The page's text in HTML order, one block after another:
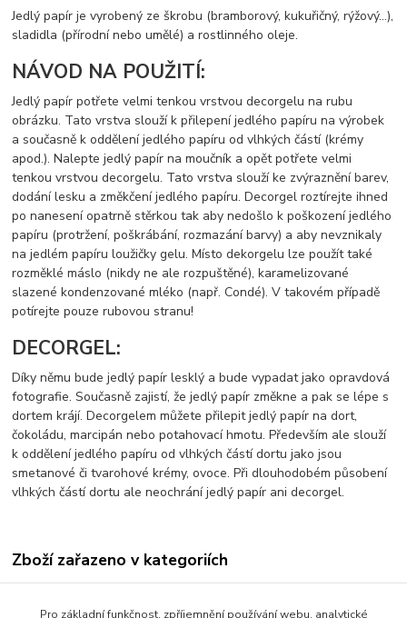
Jedlý papír je vyrobený ze škrobu (bramborový, kukuřičný, rýžový…),
sladidla (přírodní nebo umělé) a rostlinného oleje.
NÁVOD NA POUŽITÍ:
Jedlý papír potřete velmi tenkou vrstvou decorgelu na rubu
obrázku. Tato vrstva slouží k přilepení jedlého papíru na výrobek
a současně k oddělení jedlého papíru od vlhkých částí (krémy
apod.). Nalepte jedlý papír na moučník a opět potřete velmi
tenkou vrstvou decorgelu. Tato vrstva slouží ke zvýraznění barev,
dodání lesku a změkčení jedlého papíru. Decorgel roztírejte ihned
po nanesení opatrně stěrkou tak aby nedošlo k poškození jedlého
papíru (protržení, poškrábání, rozmazání barvy) a aby nevznikaly
na jedlém papíru loužičky gelu. Místo dekorgelu lze použít také
rozměklé máslo (nikdy ne ale rozpuštěné), karamelizované
slazené kondenzované mléko (např. Condé). V takovém případě
potírejte pouze rubovou stranu!
DECORGEL:
Díky němu bude jedlý papír lesklý a bude vypadat jako opravdová
fotografie. Současně zajistí, že jedlý papír změkne a pak se lépe s
dortem krájí. Decorgelem můžete přilepit jedlý papír na dort,
čokoládu, marcipán nebo potahovací hmotu. Především ale slouží
k oddělení jedlého papíru od vlhkých částí dortu jako jsou
smetanové či tvarohové krémy, ovoce. Při dlouhodobém působení
vlhkých částí dortu ale neochrání jedlý papír ani decorgel.
Zboží zařazeno v kategoriích
Pro základní funkčnost, zpříjemnění používání webu, analytické